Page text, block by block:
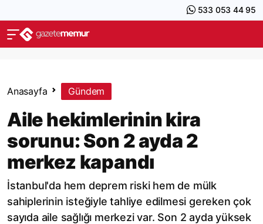
533 053 44 95
Anasayfa Gündem
Aile hekimlerinin kira
sorunu: Son 2 ayda 2
merkez kapandı
İstanbul'da hem deprem riski hem de mülk
sahiplerinin isteğiyle tahliye edilmesi gereken çok
sayıda aile sağlığı merkezi var. Son 2 ayda yüksek